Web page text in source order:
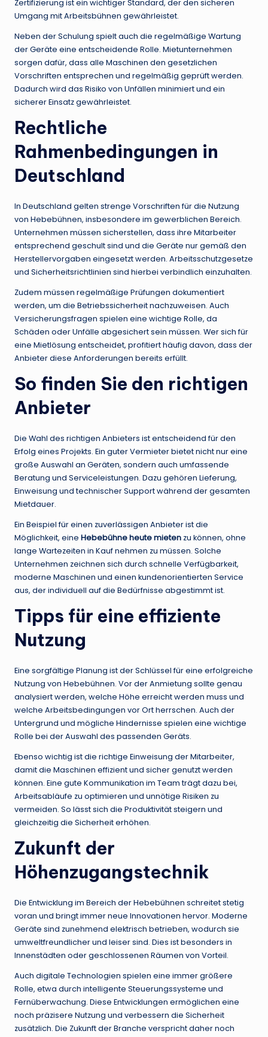
Zertifizierung ist ein wichtiger Standard, der den sicheren
Umgang mit Arbeitsbühnen gewährleistet.
Neben der Schulung spielt auch die regelmäßige Wartung
der Geräte eine entscheidende Rolle. Mietunternehmen
sorgen dafür, dass alle Maschinen den gesetzlichen
Vorschriften entsprechen und regelmäßig geprüft werden.
Dadurch wird das Risiko von Unfällen minimiert und ein
sicherer Einsatz gewährleistet.
Rechtliche
Rahmenbedingungen in
Deutschland
In Deutschland gelten strenge Vorschriften für die Nutzung
von Hebebühnen, insbesondere im gewerblichen Bereich.
Unternehmen müssen sicherstellen, dass ihre Mitarbeiter
entsprechend geschult sind und die Geräte nur gemäß den
Herstellervorgaben eingesetzt werden. Arbeitsschutzgesetze
und Sicherheitsrichtlinien sind hierbei verbindlich einzuhalten.
Zudem müssen regelmäßige Prüfungen dokumentiert
werden, um die Betriebssicherheit nachzuweisen. Auch
Versicherungsfragen spielen eine wichtige Rolle, da
Schäden oder Unfälle abgesichert sein müssen. Wer sich für
eine Mietlösung entscheidet, profitiert häufig davon, dass der
Anbieter diese Anforderungen bereits erfüllt.
So finden Sie den richtigen
Anbieter
Die Wahl des richtigen Anbieters ist entscheidend für den
Erfolg eines Projekts. Ein guter Vermieter bietet nicht nur eine
große Auswahl an Geräten, sondern auch umfassende
Beratung und Serviceleistungen. Dazu gehören Lieferung,
Einweisung und technischer Support während der gesamten
Mietdauer.
Ein Beispiel für einen zuverlässigen Anbieter ist die
Möglichkeit, eine Hebebühne heute mieten zu können, ohne
lange Wartezeiten in Kauf nehmen zu müssen. Solche
Unternehmen zeichnen sich durch schnelle Verfügbarkeit,
moderne Maschinen und einen kundenorientierten Service
aus, der individuell auf die Bedürfnisse abgestimmt ist.
Tipps für eine effiziente
Nutzung
Eine sorgfältige Planung ist der Schlüssel für eine erfolgreiche
Nutzung von Hebebühnen. Vor der Anmietung sollte genau
analysiert werden, welche Höhe erreicht werden muss und
welche Arbeitsbedingungen vor Ort herrschen. Auch der
Untergrund und mögliche Hindernisse spielen eine wichtige
Rolle bei der Auswahl des passenden Geräts.
Ebenso wichtig ist die richtige Einweisung der Mitarbeiter,
damit die Maschinen effizient und sicher genutzt werden
können. Eine gute Kommunikation im Team trägt dazu bei,
Arbeitsabläufe zu optimieren und unnötige Risiken zu
vermeiden. So lässt sich die Produktivität steigern und
gleichzeitig die Sicherheit erhöhen.
Zukunft der
Höhenzugangstechnik
Die Entwicklung im Bereich der Hebebühnen schreitet stetig
voran und bringt immer neue Innovationen hervor. Moderne
Geräte sind zunehmend elektrisch betrieben, wodurch sie
umweltfreundlicher und leiser sind. Dies ist besonders in
Innenstädten oder geschlossenen Räumen von Vorteil.
Auch digitale Technologien spielen eine immer größere
Rolle, etwa durch intelligente Steuerungssysteme und
Fernüberwachung. Diese Entwicklungen ermöglichen eine
noch präzisere Nutzung und verbessern die Sicherheit
zusätzlich. Die Zukunft der Branche verspricht daher noch